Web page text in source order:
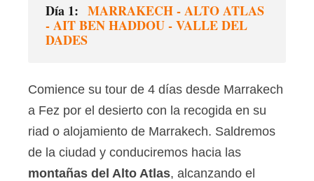
Día 1: MARRAKECH - ALTO ATLAS
- AIT BEN HADDOU - VALLE DEL
DADES
Comience su tour de 4 días desde Marrakech
a Fez por el desierto con la recogida en su
riad o alojamiento de Marrakech. Saldremos
de la ciudad y conduciremos hacia las
montañas del Alto Atlas, alcanzando el